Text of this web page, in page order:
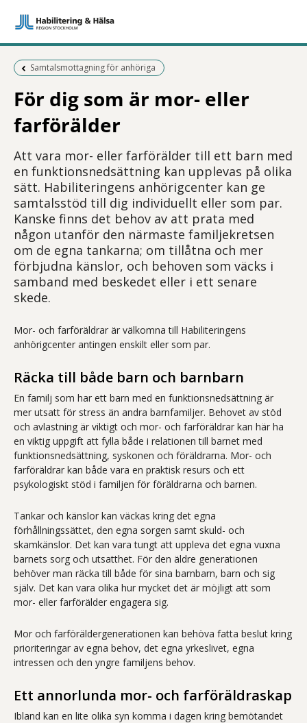
Föregående sida:
Samtalsmottagning för anhöriga
För dig som är mor- eller
farförälder
Att vara mor- eller farförälder till ett barn med
en funktionsnedsättning kan upplevas på olika
sätt. Habiliteringens anhörigcenter kan ge
samtalsstöd till dig individuellt eller som par.
Kanske finns det behov av att prata med
någon utanför den närmaste familjekretsen
om de egna tankarna; om tillåtna och mer
förbjudna känslor, och behoven som väcks i
samband med beskedet eller i ett senare
skede.
Mor- och farföräldrar är välkomna till Habiliteringens
anhörigcenter antingen enskilt eller som par.
Räcka till både barn och barnbarn
En familj som har ett barn med en funktionsnedsättning är
mer utsatt för stress än andra barnfamiljer. Behovet av stöd
och avlastning är viktigt och mor- och farföräldrar kan här ha
en viktig uppgift att fylla både i relationen till barnet med
funktionsnedsättning, syskonen och föräldrarna. Mor- och
farföräldrar kan både vara en praktisk resurs och ett
psykologiskt stöd i familjen för föräldrarna och barnen.
Tankar och känslor kan väckas kring det egna
förhållningssättet, den egna sorgen samt skuld- och
skamkänslor. Det kan vara tungt att uppleva det egna vuxna
barnets sorg och utsatthet. För den äldre generationen
behöver man räcka till både för sina barnbarn, barn och sig
själv. Det kan vara olika hur mycket det är möjligt att som
mor- eller farförälder engagera sig.
Mor och farföräldergenerationen kan behöva fatta beslut kring
prioriteringar av egna behov, det egna yrkeslivet, egna
intressen och den yngre familjens behov.
Ett annorlunda mor- och farföräldraskap
Ibland kan en lite olika syn komma i dagen kring bemötandet